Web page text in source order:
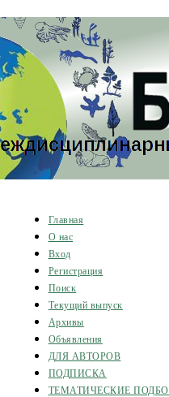
Главная
О нас
Вход
Регистрация
Поиск
Текущий выпуск
Архивы
Объявления
ДЛЯ АВТОРОВ
ПОДПИСКА
ТЕМАТИЧЕСКИЕ